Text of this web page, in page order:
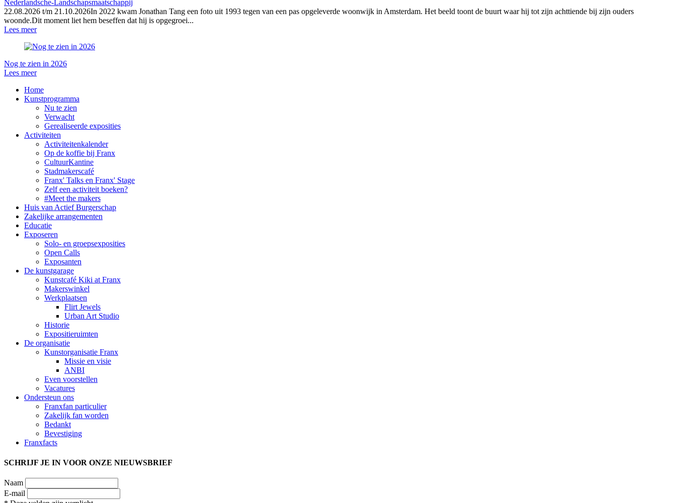
Nederlandsche-Landschapsmaatschappij
22.08.2026 t/m 21.10.2026In 2022 kwam Jonathan Tang een foto uit 1993 tegen van een pas opgeleverde woonwijk in Amsterdam. Het beeld toont de buurt waar hij tot zijn achttiende bij zijn ouders
woonde.Dit moment liet hem beseffen dat hij is opgegroei...
Lees meer
Nog te zien in 2026
Lees meer
Home
Kunstprogramma
Nu te zien
Verwacht
Gerealiseerde exposities
Activiteiten
Activiteitenkalender
Op de koffie bij Franx
CultuurKantine
Stadmakerscafé
Franx' Talks en Franx' Stage
Zelf een activiteit boeken?
#Meet the makers
Huis van Actief Burgerschap
Zakelijke arrangementen
Educatie
Exposeren
Solo- en groepsexposities
Open Calls
Exposanten
De kunstgarage
Kunstcafé Kiki at Franx
Makerswinkel
Werkplaatsen
Flirt Jewels
Urban Art Studio
Historie
Expositieruimten
De organisatie
Kunstorganisatie Franx
Missie en visie
ANBI
Even voorstellen
Vacatures
Ondersteun ons
Franxfan particulier
Zakelijk fan worden
Bedankt
Bevestiging
Franxfacts
SCHRIJF JE IN VOOR ONZE NIEUWSBRIEF
Naam
E-mail